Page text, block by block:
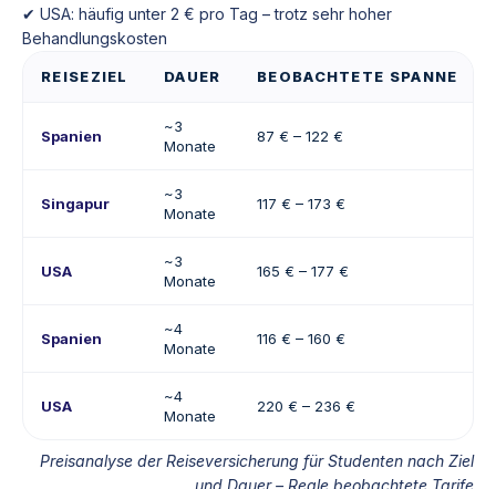
✔ USA: häufig unter 2 € pro Tag – trotz sehr hoher
Behandlungskosten
REISEZIEL DAUER BEOBACHTETE SPANNE
Spanien
~3
Monate
87 € – 122 €
Singapur
~3
Monate
117 € – 173 €
USA
~3
Monate
165 € – 177 €
Spanien
~4
Monate
116 € – 160 €
USA
~4
Monate
220 € – 236 €
Preisanalyse der Reiseversicherung für Studenten nach Ziel
und Dauer – Reale beobachtete Tarife